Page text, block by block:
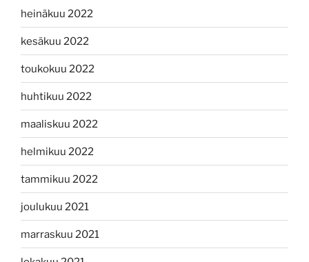
heinäkuu 2022
kesäkuu 2022
toukokuu 2022
huhtikuu 2022
maaliskuu 2022
helmikuu 2022
tammikuu 2022
joulukuu 2021
marraskuu 2021